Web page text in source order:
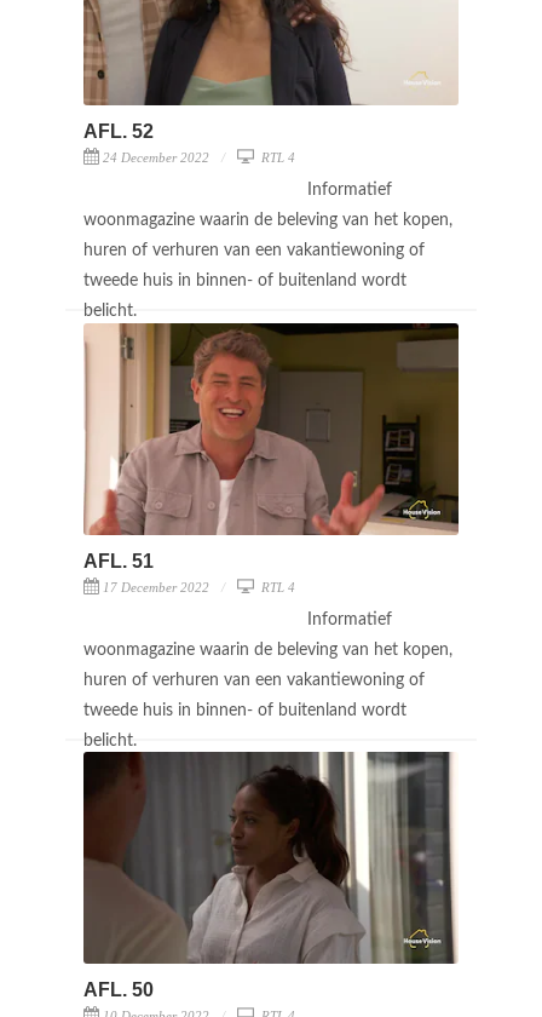
AFL. 52
24 December 2022 RTL 4
Informatief
woonmagazine waarin de beleving van het kopen,
huren of verhuren van een vakantiewoning of
tweede huis in binnen- of buitenland wordt
belicht.
AFL. 51
17 December 2022 RTL 4
Informatief
woonmagazine waarin de beleving van het kopen,
huren of verhuren van een vakantiewoning of
tweede huis in binnen- of buitenland wordt
belicht.
AFL. 50